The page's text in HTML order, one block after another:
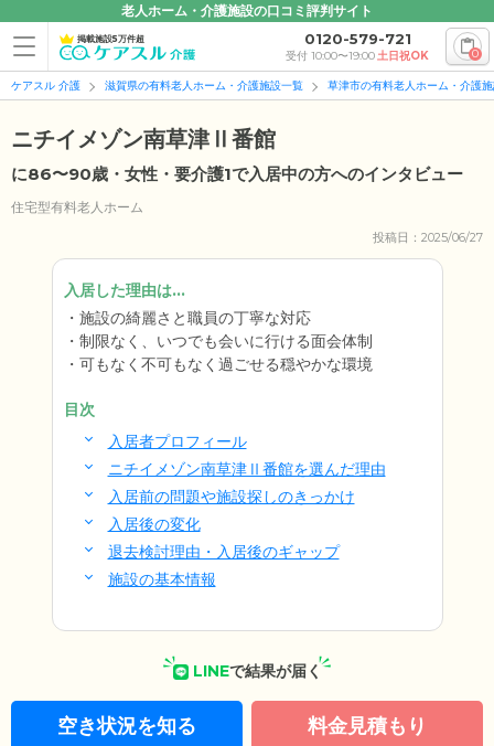
老人ホーム・介護施設の口コミ評判サイト
掲載施設5万件超 0120-579-721
受付 10:00〜19:00土日祝OK 0
ケアスル 介護 滋賀県の有料老人ホーム・介護施設一覧 草津市の有料老人ホーム・介護
ニチイメゾン南草津Ⅱ番館
に86〜90歳・女性・要介護1で入居中の方へのインタビュー
住宅型有料老人ホーム
投稿日：2025/06/27
入居した理由は...
施設の綺麗さと職員の丁寧な対応
制限なく、いつでも会いに行ける面会体制
可もなく不可もなく過ごせる穏やかな環境
目次
入居者プロフィール
ニチイメゾン南草津Ⅱ番館を選んだ理由
入居前の問題や施設探しのきっかけ
入居後の変化
退去検討理由・入居後のギャップ
施設の基本情報
LINEで結果が届く
空き状況を知る 料金見積もり